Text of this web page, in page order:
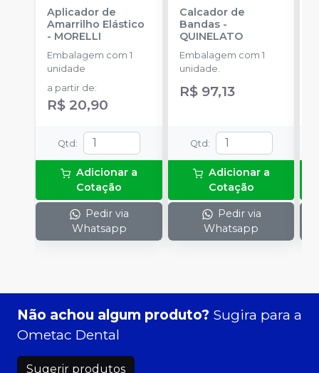
Aplicador de
Amarrilho Elástico
- MORELLI
Embalagem com 1
unidade
a partir de:
R$ 20,90
Qtd :
Adicionar a
Cotação
Pedir via
Whatsapp
Calcador de
Bandas-
QUINELATO
Embalagem com 1
unidade.
R$ 97,13
Qtd :
Adicionar a
Cotação
Pedir via
Whatsapp
Não achou algum produto? Sugira para a
Ometac Dental
Sugerir produtos